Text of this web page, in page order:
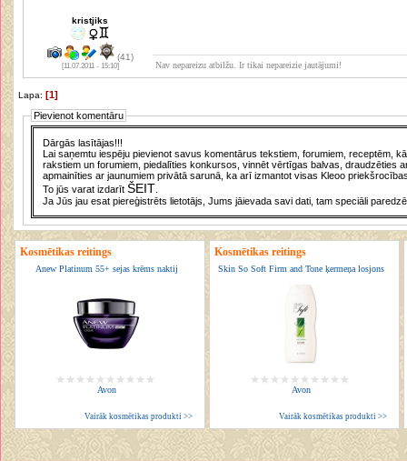
kristjiks
(41)
[11.07.2011 - 15:10] Nav nepareizu atbilžu. Ir tikai nepareizie jautājumi!
Lapa: [1]
Pievienot komentāru
Dārgās lasītājas!!!
Lai saņemtu iespēju pievienot savus komentārus tekstiem, forumiem, receptēm,
rakstiem un forumiem, piedalīties konkursos, vinnēt vērtīgas balvas, draudzēties
apmainīties ar jaunumiem privātā sarunā, ka arī izmantot visas Kleoo
To jūs varat izdarītŠEIT
Ja Jūs jau esat piereģistrēts lietotājs, Jums jāievada savi dati, tam speciāli
Kosmētikas reitings
Anew Platinum 55+ sejas krēms naktij
Avon
Vairāk kosmētikas produkti >>
Kosmētikas reitings
Skin So Soft Firm and Tone ķermeņa losjons
Avon
Vairāk kosmētikas produkti >>